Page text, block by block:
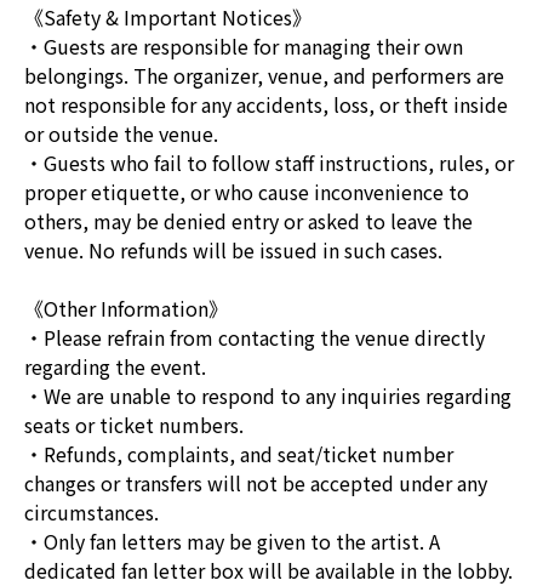
《Safety & Important Notices》
・Guests are responsible for managing their own
belongings. The organizer, venue, and performers are
not responsible for any accidents, loss, or theft inside
or outside the venue.
・Guests who fail to follow staff instructions, rules, or
proper etiquette, or who cause inconvenience to
others, may be denied entry or asked to leave the
venue. No refunds will be issued in such cases.
《Other Information》
・Please refrain from contacting the venue directly
regarding the event.
・We are unable to respond to any inquiries regarding
seats or ticket numbers.
・Refunds, complaints, and seat/ticket number
changes or transfers will not be accepted under any
circumstances.
・Only fan letters may be given to the artist. A
dedicated fan letter box will be available in the lobby.